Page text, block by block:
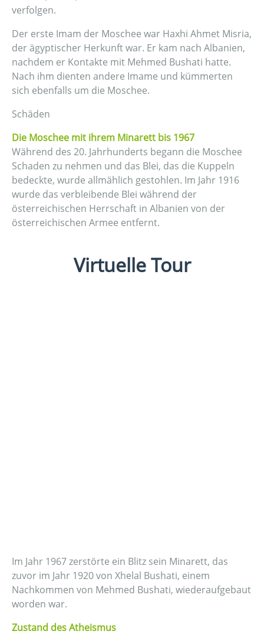
verfolgen.
Der erste Imam der Moschee war Haxhi Ahmet Misria,
der ägyptischer Herkunft war. Er kam nach Albanien,
nachdem er Kontakte mit Mehmed Bushati hatte.
Nach ihm dienten andere Imame und kümmerten
sich ebenfalls um die Moschee.
Schäden
Die Moschee mit ihrem Minarett bis 1967
Während des 20. Jahrhunderts begann die Moschee
Schaden zu nehmen und das Blei, das die Kuppeln
bedeckte, wurde allmählich gestohlen. Im Jahr 1916
wurde das verbleibende Blei während der
österreichischen Herrschaft in Albanien von der
österreichischen Armee entfernt.
Virtuelle Tour
Im Jahr 1967 zerstörte ein Blitz sein Minarett, das
zuvor im Jahr 1920 von Xhelal Bushati, einem
Nachkommen von Mehmed Bushati, wiederaufgebaut
worden war.
Zustand des Atheismus